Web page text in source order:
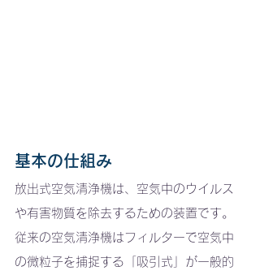
基本の仕組み
放出式空気清浄機は、空気中のウイルス
や有害物質を除去するための装置です。
従来の空気清浄機はフィルターで空気中
の微粒子を捕捉する「吸引式」が一般的